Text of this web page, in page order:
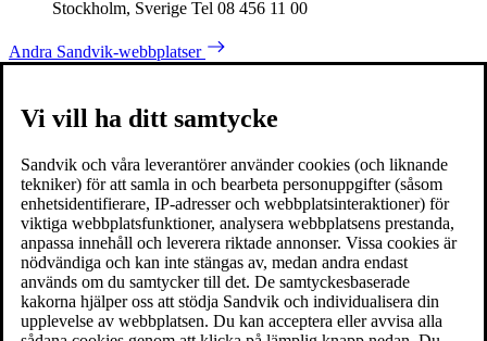
Stockholm, Sverige Tel 08 456 11 00
Andra Sandvik-webbplatser
Vi vill ha ditt samtycke
Sandvik och våra leverantörer använder cookies (och liknande
tekniker) för att samla in och bearbeta personuppgifter (såsom
enhetsidentifierare, IP-adresser och webbplatsinteraktioner) för
viktiga webbplatsfunktioner, analysera webbplatsens prestanda,
anpassa innehåll och leverera riktade annonser. Vissa cookies är
nödvändiga och kan inte stängas av, medan andra endast
används om du samtycker till det. De samtyckesbaserade
kakorna hjälper oss att stödja Sandvik och individualisera din
upplevelse av webbplatsen. Du kan acceptera eller avvisa alla